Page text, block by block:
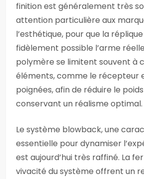
finition est généralement très
attention particulière aux
l’esthétique, pour que la
fidèlement possible l’arme
polymère se limitent souvent à
éléments, comme le récepteur
poignées, afin de réduire le
conservant un réalisme optimal.
Le système blowback, une
essentielle pour dynamiser
est aujourd’hui très raffiné. La
vivacité du système offrent un